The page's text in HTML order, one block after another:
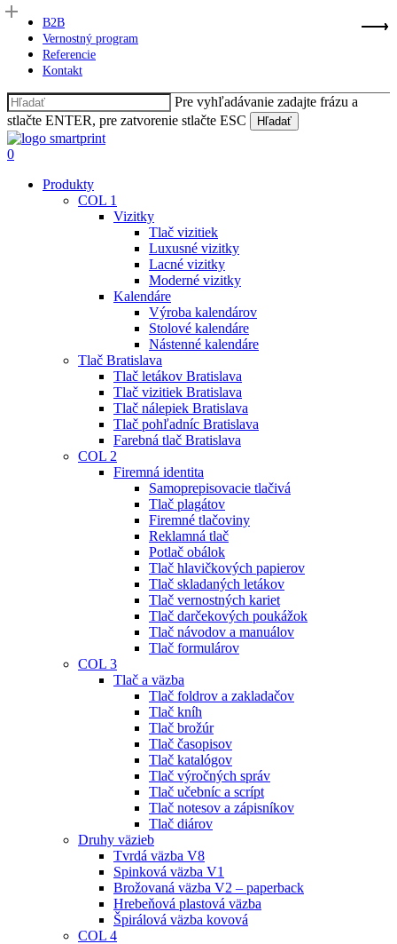
Skip
main
content
B2B
Vernostný program
Referencie
Kontakt
Pre vyhľadávanie zadajte frázu a
stlačte ENTER, pre zatvorenie stlačte ESC
Hľadať
Close
Search
Hľadať
0
Produkty
COL 1
Vizitky
Tlač vizitiek
Luxusné vizitky
Lacné vizitky
Moderné vizitky
Kalendáre
Výroba kalendárov
Stolové kalendáre
Nástenné kalendáre
Tlač Bratislava
Tlač letákov Bratislava
Tlač vizitiek Bratislava
Tlač nálepiek Bratislava
Tlač pohľadníc Bratislava
Farebná tlač Bratislava
COL 2
Firemná identita
Samoprepisovacie tlačivá
Tlač plagátov
Firemné tlačoviny
Reklamná tlač
Potlač obálok
Tlač hlavičkových papierov
Tlač skladaných letákov
Tlač vernostných kariet
Tlač darčekových poukážok
Tlač návodov a manuálov
Tlač formulárov
COL 3
Tlač a väzba
Tlač foldrov a zakladačov
Tlač kníh
Tlač brožúr
Tlač časopisov
Tlač katalógov
Tlač výročných správ
Tlač učebníc a scrípt
Tlač notesov a zápisníkov
Tlač diárov
Druhy väzieb
Tvrdá väzba V8
Spinková väzba V1
Brožovaná väzba V2 – paperback
Hrebeňová plastová väzba
Špirálová väzba kovová
COL 4